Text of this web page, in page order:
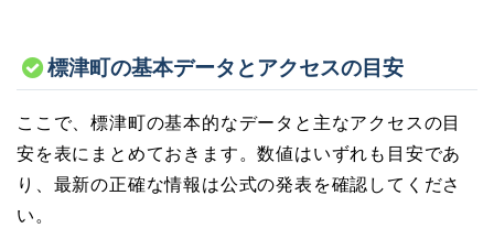
標津町の基本データとアクセスの目安
ここで、標津町の基本的なデータと主なアクセスの目
安を表にまとめておきます。数値はいずれも目安であ
り、最新の正確な情報は公式の発表を確認してくださ
い。